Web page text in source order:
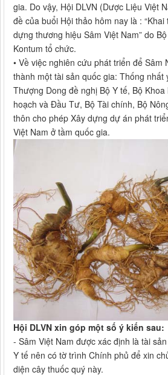
gia. Do vậy, Hội DLVN (Dược Liệu Việt
đề của buổi Hội thảo hôm nay là :
dựng thương hiệu Sâm Việt Nam” do
Kontum tổ chức.
• Về việc nghiên cứu phát triển để Sâm
thành một tài sản quốc gia: Thống nhất
Thượng Dong đề nghị Bộ Y tế, Bộ
hoạch và Đầu Tư, Bộ Tài chính, Bộ
thôn cho phép Xây dựng dự án phát
Việt Nam ở tầm quốc gia.
Hội DLVN xin góp một số ý kiến sau:
- Sâm Việt Nam được xác định là tài
Y tế nên có tờ trình Chính phủ để xin
diện cây thuốc quý này.